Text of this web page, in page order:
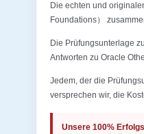
Die echten und
Foundations）
Die Prüfungsunterlage
Antworten zu Oracle
Jedem, der die
versprechen wir, die
Unsere 100%